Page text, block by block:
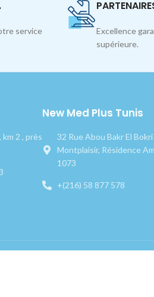
service
Excellence
supérieure.
2 , près
New Med Plus Tunis
32 Rue Abou Bakr El
Montplaisir, Résidence
1073
+(216) 58 877 578